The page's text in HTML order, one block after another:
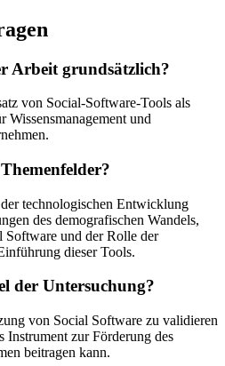
Arbeit grundsätzlich?
von Social-Software-Tools als
Wissensmanagement und
technologischen Entwicklung
des demografischen Wandels,
und der Rolle der
dieser Tools.
der Untersuchung?
von Social Software zu validieren
Instrument zur Förderung des
beitragen kann.